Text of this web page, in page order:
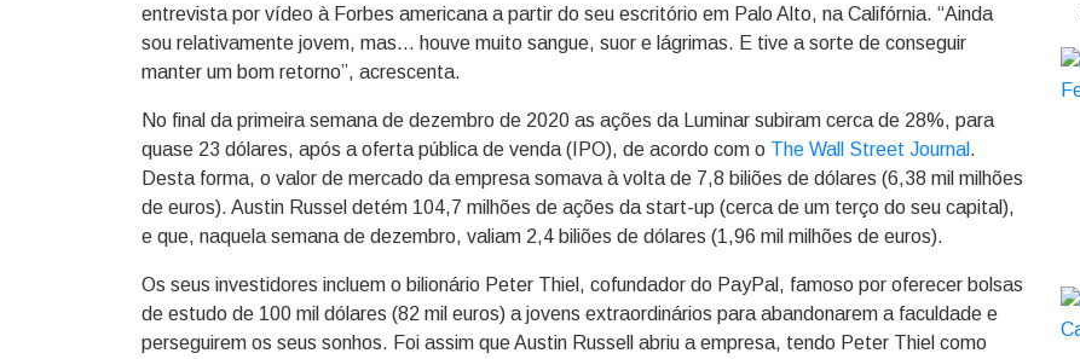
entrevista por vídeo à Forbes americana a partir do seu escritório em Palo Alto, na Califórnia. “Ainda
sou relativamente jovem, mas… houve muito sangue, suor e lágrimas. E tive a sorte de conseguir
manter um bom retorno”, acrescenta.
No final da primeira semana de dezembro de 2020 as ações da Luminar subiram cerca de 28%, para
quase 23 dólares, após a oferta pública de venda (IPO), de acordo com o The Wall Street Journal .
Desta forma, o valor de mercado da empresa somava à volta de 7,8 biliões de dólares (6,38 mil milhões
de euros). Austin Russel detém 104,7 milhões de ações da start-up (cerca de um terço do seu capital),
e que, naquela semana de dezembro, valiam 2,4 biliões de dólares (1,96 mil milhões de euros).
Os seus investidores incluem o bilionário Peter Thiel, cofundador do PayPal, famoso por oferecer bolsas
de estudo de 100 mil dólares (82 mil euros) a jovens extraordinários para abandonarem a faculdade e
perseguirem os seus sonhos. Foi assim que Austin Russell abriu a empresa, tendo Peter Thiel como